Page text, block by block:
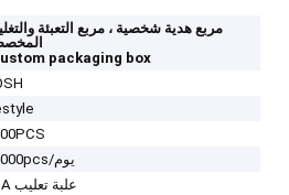
مربع هدية شخصية ، مربع التعبئة
packaging box
50000pcs/يوم
K=A علبة تعليب